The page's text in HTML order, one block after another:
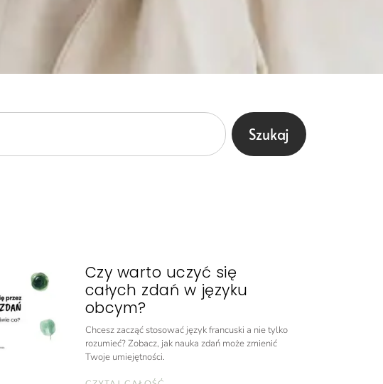
Szukaj
Czy warto uczyć się
całych zdań w języku
obcym?
Chcesz zacząć stosować język francuski a nie tylko
rozumieć? Zobacz, jak nauka zdań może zmienić
Twoje umiejętności.